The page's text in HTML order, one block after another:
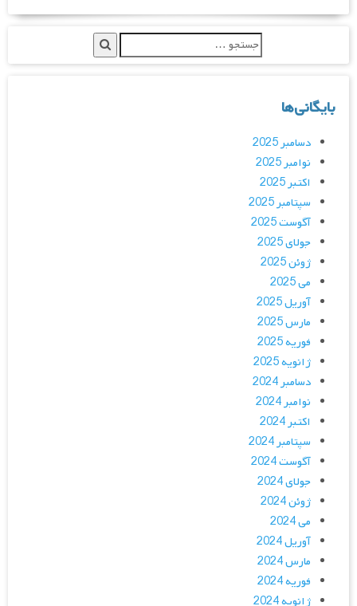
بایگانی‌ها
دسامبر 2025
نوامبر 2025
اکتبر 2025
سپتامبر 2025
آگوست 2025
جولای 2025
ژوئن 2025
می 2025
آوریل 2025
مارس 2025
فوریه 2025
ژانویه 2025
دسامبر 2024
نوامبر 2024
اکتبر 2024
سپتامبر 2024
آگوست 2024
جولای 2024
ژوئن 2024
می 2024
آوریل 2024
مارس 2024
فوریه 2024
ژانویه 2024